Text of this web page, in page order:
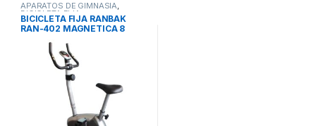
APARATOS DE GIMNASIA,
BICICLETA FIJA
BICICLETA FIJA RANBAK
RAN-402 MAGNETICA 8